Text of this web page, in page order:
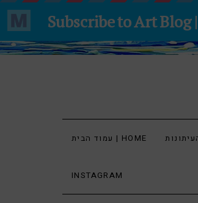
עמוד הבית | HOME
INSTAGRAM